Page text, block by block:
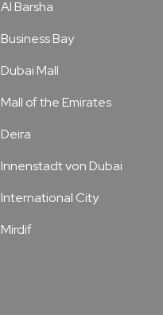
Al Barsha
Business Bay
Dubai Mall
Mall of the Emirates
Deira
Innenstadt von Dubai
International City
Mirdif